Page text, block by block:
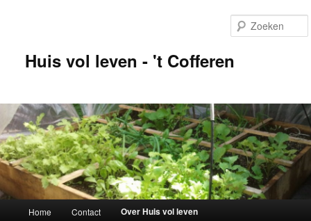
Huis vol leven - 't Cofferen
Spring naar de primaire inhoud
Spring naar de secundaire inhoud
Home Contact Over Huis vol leven